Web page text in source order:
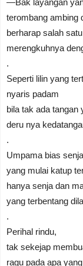
—Bak layangan
terombang ambing
berharap salah
merengkuhnya
.
Seperti lilin yang
nyaris padam
bila tak ada tangan
deru nya
.
Umpama bias
yang mulai katup
hanya senja dan
yang terbentang
.
Perihal rindu,
tak sekejap
ragu pada apa